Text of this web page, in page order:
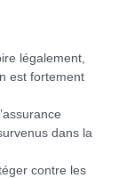
légalement,
est fortement
dans la
contre les